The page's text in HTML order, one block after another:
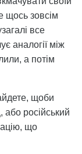
щось зовсім
все
аналогії між
а потім
щоби
російський
що